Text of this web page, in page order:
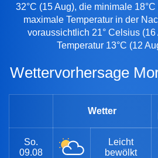
32°C (15 Aug), die minimale
maximale Temperatur in der
voraussichtlich 21° Celsius
Temperatur 13°C (12
Wettervorhersage
Wetter
So.
09.08
Leicht
bewölkt